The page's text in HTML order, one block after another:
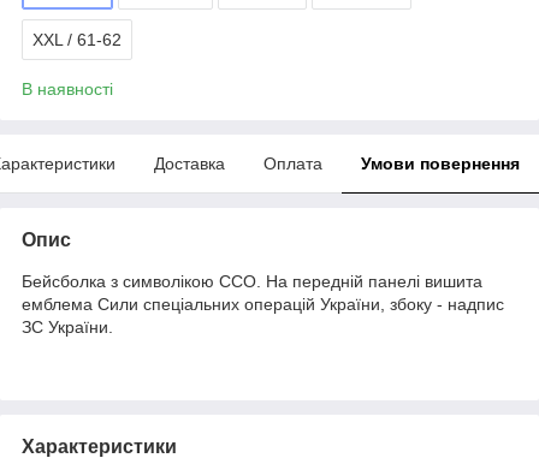
XXL / 61-62
В наявності
Доставка Оплата Умови повернення
Опис
Бейсболка з символікою ССО. На передній панелі вишита
емблема Сили спеціальних операцій України, збоку - надпис
ЗС України.
Характеристики